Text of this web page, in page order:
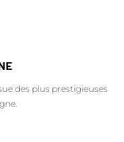
des plus prestigieuses